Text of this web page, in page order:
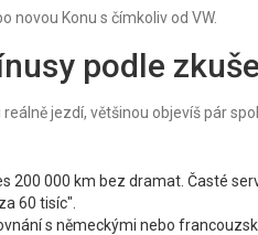
novou Konu s čímkoliv od VW.
podle
jezdí, většinou objevíš pár
200 000 km bez dramat. Časté
60 tisíc".
s německými nebo